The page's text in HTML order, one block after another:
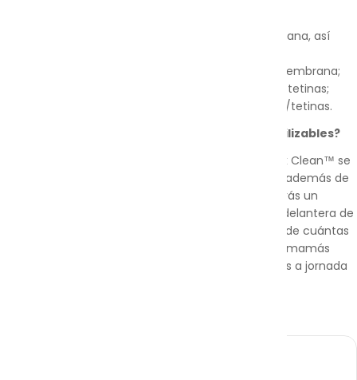
un embudo/conector/conjunto de válvula-membrana, así
dos embudos/conectores/conjuntos de válvula-membrana;
dos biberones de leche materna de 150 ml y tapas/tetinas;
dos biberones de leche materna de 250 ml y tapas/tetinas.
¿Las bolsas esterilizadoras de Medela son reutilizables?
Sí, cada bolsa esterilizadora para microondas Quick Clean™ se
puede utilizar hasta 20 veces, lo cual significa que, además de
prácticas, también resultan económicas. Encontrarás un
práctico panel de cuadros numerados en la parte delantera de
cada bolsa para que puedas mantener un registro de cuántas
veces la has utilizado; una idea inteligente para las mamás
atareadas, especialmente si das el pecho y trabajas a jornada